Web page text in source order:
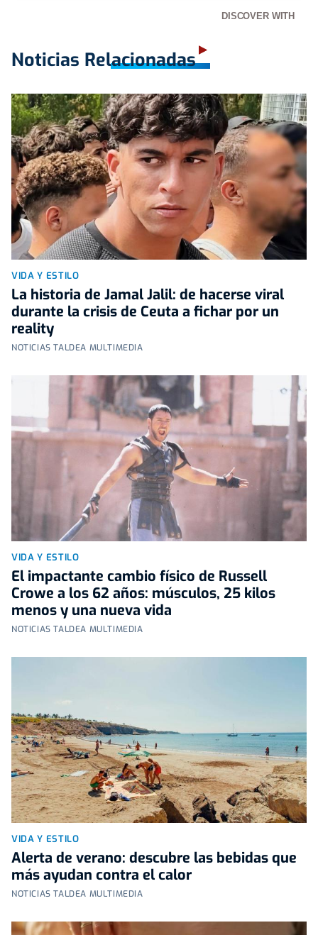
DISCOVER WITH
Noticias Relacionadas
VIDA Y ESTILO
La historia de Jamal Jalil: de hacerse viral
durante la crisis de Ceuta a fichar por un
reality
NOTICIAS TALDEA MULTIMEDIA
VIDA Y ESTILO
El impactante cambio físico de Russell
Crowe a los 62 años: músculos, 25 kilos
menos y una nueva vida
NOTICIAS TALDEA MULTIMEDIA
VIDA Y ESTILO
Alerta de verano: descubre las bebidas que
más ayudan contra el calor
NOTICIAS TALDEA MULTIMEDIA